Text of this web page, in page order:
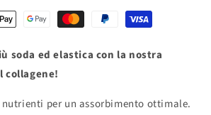
soda ed elastica con la nostra
collagene!
per un assorbimento ottimale.